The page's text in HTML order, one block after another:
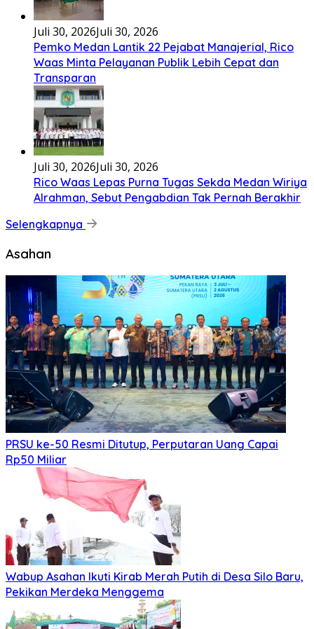
Mei 26, 2026Mei 26, 2026
Sumut Terima Pengembalian TKD Terbesar Pasca
Bencana 2025, Tito Karnavian Apresiasi Hibah
Rp260 Miliar
Mei 21, 2026Mei 21, 2026
Transparansi Pemerintahan Desa
Mei 21, 2026Mei 21, 2026
SMSI dan ABPEDNAS Perkuat Sinergi Nasional untuk
Transparansi Pemerintahan Desa
Politik
Juli 30, 2026Juli 30, 2026
Diduga Langgar Kode Etik, Oknum ASN Pemko
Medan Diperiksa Inspektorat